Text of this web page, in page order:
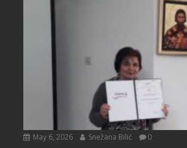
May 6, 2026 Snežana Bilić 0